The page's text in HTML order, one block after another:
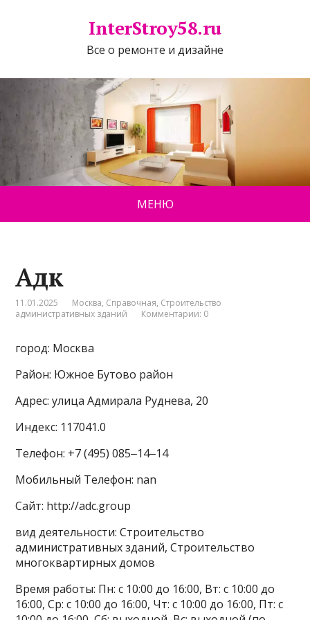
InterStroy58.ru
Все о ремонте и дизайне
МЕНЮ
Адк
11.01.2025 Москва, Справочная, Строительство
административных зданий
Комментарии: 0
город: Москва
Район: Южное Бутово район
Адрес: улица Адмирала Руднева, 20
Индекс: 117041.0
Телефон: +7 (495) 085‒14‒14
Мобильный Телефон: nan
Сайт: http://adc.group
вид деятельности: Строительство
административных зданий, Строительство
многоквартирных домов
Время работы: Пн: с 10:00 до 16:00, Вт: с 10:00 до
16:00, Ср: с 10:00 до 16:00, Чт: с 10:00 до 16:00, Пт: с